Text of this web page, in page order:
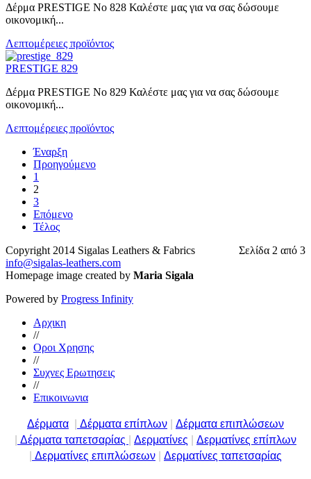
Δέρμα PRESTIGE No 828 Καλέστε μας για να σας δώσουμε
οικονομική...
Λεπτομέρειες προϊόντος
PRESTIGE 829
Δέρμα PRESTIGE No 829 Καλέστε μας για να σας δώσουμε
οικονομική...
Λεπτομέρειες προϊόντος
Έναρξη
Προηγούμενο
1
2
3
Επόμενο
Τέλος
Σελίδα 2 από 3
Copyright 2014 Sigalas Leathers & Fabrics
info@sigalas-leathers.com
Homepage image created by Maria Sigala
Powered by Progress Infinity
Αρχικη
//
Οροι Χρησης
//
Συχνες Ερωτησεις
//
Επικοινωνια
Δέρματα Δέρματα επίπλων
Δέρματα επιπλώσεων
Δέρματα ταπετσαρίας Δερματίνες
Δερματίνες επίπλων
Δερματίνες επιπλώσεων Δερματίνες ταπετσαρίας